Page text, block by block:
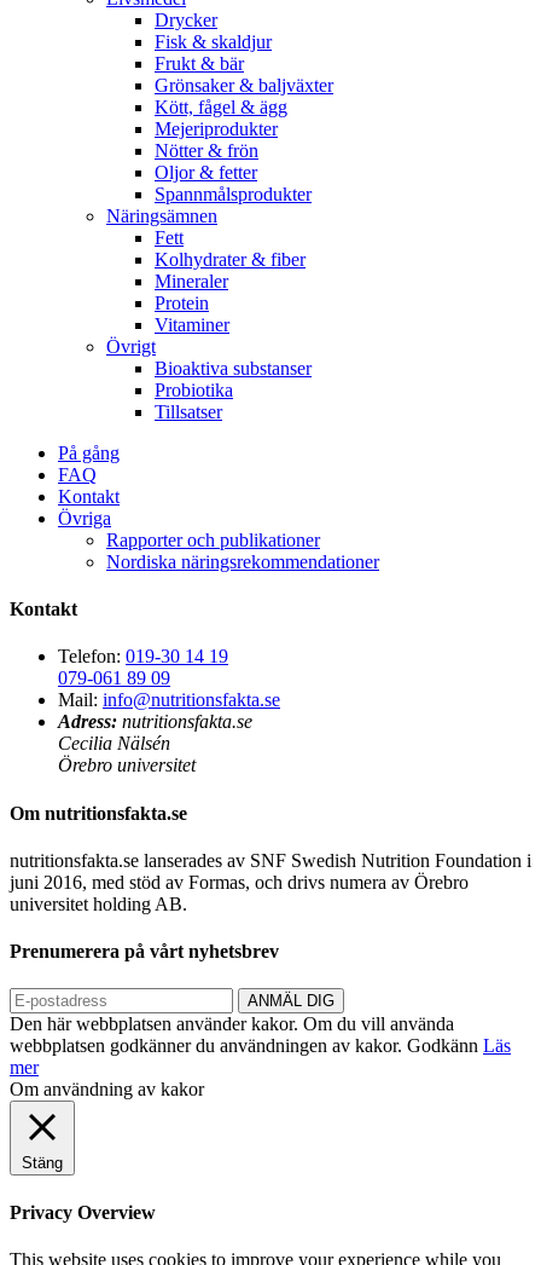
Drycker
Fisk & skaldjur
Frukt & bär
Grönsaker & baljväxter
Kött, fågel & ägg
Mejeriprodukter
Nötter & frön
Oljor & fetter
Spannmålsprodukter
Näringsämnen
Fett
Kolhydrater & fiber
Mineraler
Protein
Vitaminer
Övrigt
Bioaktiva substanser
Probiotika
Tillsatser
På gång
FAQ
Kontakt
Övriga
Rapporter och publikationer
Nordiska näringsrekommendationer
Kontakt
Telefon: 019-30 14 19
079-061 89 09
Mail: info@nutritionsfakta.se
Adress: nutritionsfakta.se
Cecilia Nälsén
Örebro universitet
Om nutritionsfakta.se
nutritionsfakta.se lanserades av SNF Swedish Nutrition Foundation i
juni 2016, med stöd av Formas, och drivs numera av Örebro
universitet holding AB.
Prenumerera på vårt nyhetsbrev
Den här webbplatsen använder kakor. Om du vill använda
webbplatsen godkänner du användningen av kakor. Godkänn Läs
mer
Om användning av kakor
Stäng
Privacy Overview
This website uses cookies to improve your experience while you